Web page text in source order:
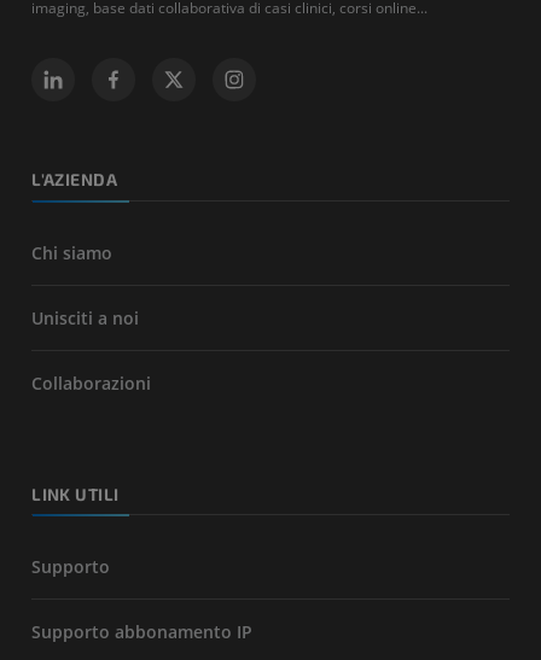
imaging, base dati collaborativa di casi clinici, corsi online...
L'AZIENDA
Chi siamo
Unisciti a noi
Collaborazioni
LINK UTILI
Supporto
Supporto abbonamento IP